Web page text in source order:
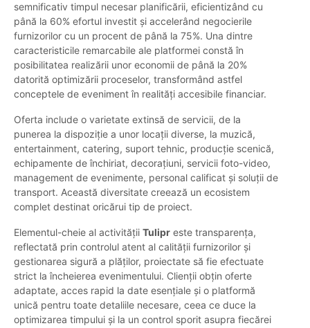
semnificativ timpul necesar planificării, eficientizând cu
până la 60% efortul investit și accelerând negocierile
furnizorilor cu un procent de până la 75%. Una dintre
caracteristicile remarcabile ale platformei constă în
posibilitatea realizării unor economii de până la 20%
datorită optimizării proceselor, transformând astfel
conceptele de eveniment în realități accesibile financiar.
Oferta include o varietate extinsă de servicii, de la
punerea la dispoziție a unor locații diverse, la muzică,
entertainment, catering, suport tehnic, producție scenică,
echipamente de închiriat, decorațiuni, servicii foto-video,
management de evenimente, personal calificat și soluții de
transport. Această diversitate creează un ecosistem
complet destinat oricărui tip de proiect.
Elementul-cheie al activității Tulipr este transparența,
reflectată prin controlul atent al calității furnizorilor și
gestionarea sigură a plăților, proiectate să fie efectuate
strict la încheierea evenimentului. Clienții obțin oferte
adaptate, acces rapid la date esențiale și o platformă
unică pentru toate detaliile necesare, ceea ce duce la
optimizarea timpului și la un control sporit asupra fiecărei